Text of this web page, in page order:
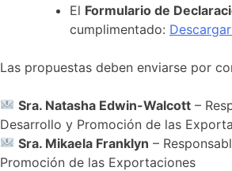
El Formulario de
cumplimentado:
Las propuestas deben enviarse por
Sra. Natasha Edwin-Walcott –
Desarrollo y Promoción de las
Sra. Mikaela Franklyn –
Promoción de las Exportaciones